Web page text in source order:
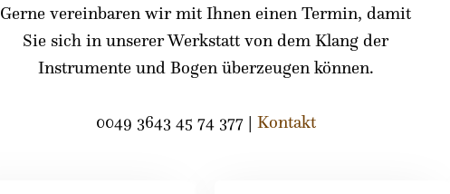
Gerne vereinbaren wir mit Ihnen einen Termin, damit
Sie sich in unserer Werkstatt von dem Klang der
Instrumente und Bogen überzeugen können.
0049 3643 45 74 377 | Kontakt